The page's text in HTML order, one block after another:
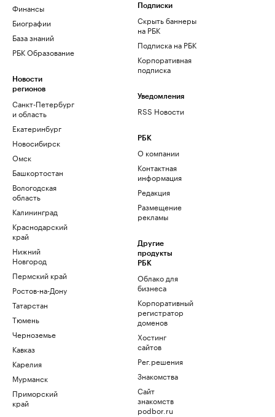
Финансы
Биографии
База знаний
РБК Образование
Новости
регионов
Санкт-Петербург
и область
Екатеринбург
Новосибирск
Омск
Башкортостан
Вологодская
область
Калининград
Краснодарский
край
Нижний
Новгород
Пермский край
Ростов-на-Дону
Татарстан
Тюмень
Черноземье
Кавказ
Карелия
Мурманск
Приморский
край
Подписки
Скрыть баннеры
на РБК
Подписка на РБК
Корпоративная
подписка
Уведомления
RSS Новости
РБК
О компании
Контактная
информация
Редакция
Размещение
рекламы
Другие
продукты
РБК
Облако для
бизнеса
Корпоративный
регистратор
доменов
Хостинг
сайтов
Рег.решения
Знакомства
Сайт
знакомств
podbor.ru